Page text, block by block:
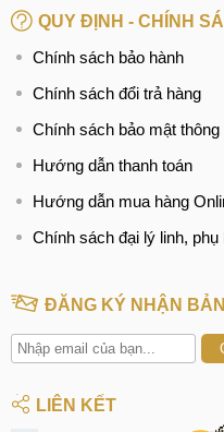
QUY ĐỊNH - CHÍNH
Chính sách bảo hành
Chính sách đổi trả hàng
Chính sách bảo mật thông
Hướng dẫn thanh toán
Hướng dẫn mua hàng
Chính sách đại lý linh, phụ
ĐĂNG KÝ NHẬN
LIÊN KẾT